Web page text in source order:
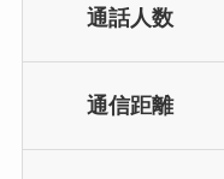
通話人数
通信距離